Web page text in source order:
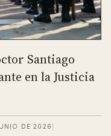
Santiago
en la Justicia
DE 2026